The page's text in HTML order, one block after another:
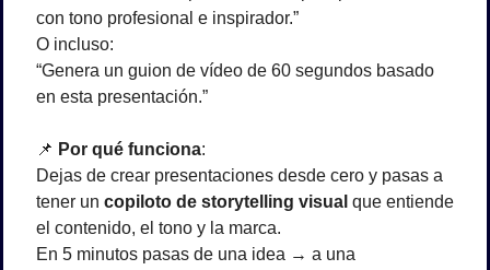
con tono profesional e inspirador.”
O incluso:
“Genera un guion de vídeo de 60 segundos basado
en esta presentación.”
📌 Por qué funciona:
Dejas de crear presentaciones desde cero y pasas a
tener un copiloto de storytelling visual que entiende
el contenido, el tono y la marca.
En 5 minutos pasas de una idea → a una